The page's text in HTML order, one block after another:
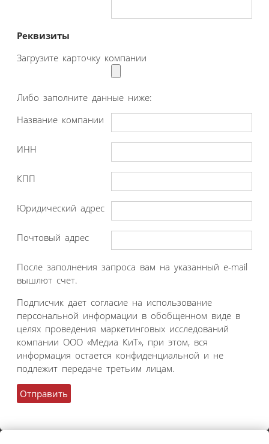
Реквизиты
Загрузите карточку компании
Либо заполните данные ниже:
Название компании
ИНН
КПП
Юридический адрес
Почтовый адрес
После заполнения запроса вам на указанный e-mail
вышлют счет.
Подписчик дает согласие на использование
персональной информации в обобщенном виде в
целях проведения маркетинговых исследований
компании ООО «Медиа КиТ», при этом, вся
информация остается конфиденциальной и не
подлежит передаче третьим лицам.